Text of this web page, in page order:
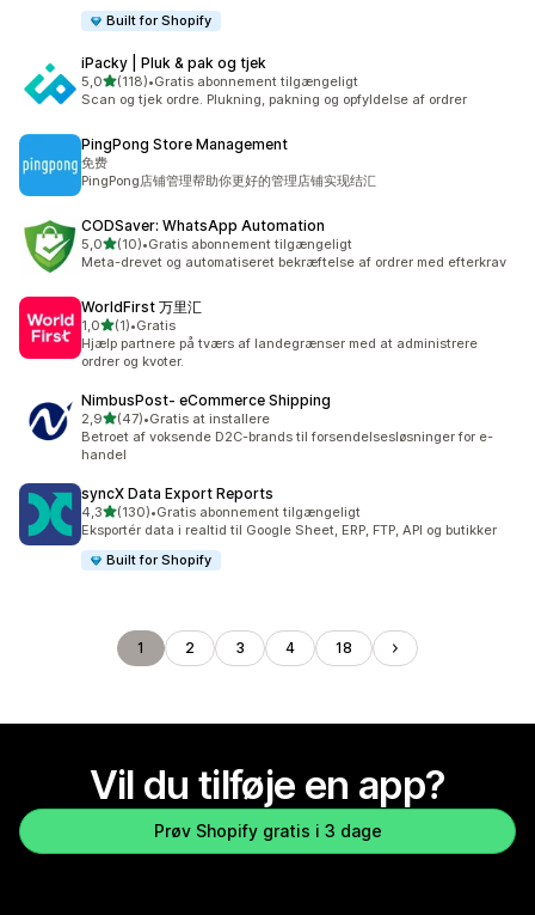
Built for Shopify
iPacky | Pluk & pak og tjek
5,0ud af 5 stjerner
(118)
118 anmeldelser i alt
•Gratis abonnement tilgængeligt
Scan og tjek ordre. Plukning, pakning og opfyldelse af ordrer
PingPong Store Management
免费
PingPong店铺管理帮助你更好的管理店铺实现结汇
CODSaver: WhatsApp Automation
5,0ud af 5 stjerner
(10)
10 anmeldelser i alt
•Gratis abonnement tilgængeligt
Meta-drevet og automatiseret bekræftelse af ordrer med efterkrav
WorldFirst 万里汇
1,0ud af 5 stjerner
(1)
1 anmeldelser i alt
•Gratis
Hjælp partnere på tværs af landegrænser med at administrere
ordrer og kvoter.
NimbusPost‑ eCommerce Shipping
2,9ud af 5 stjerner
(47)
47 anmeldelser i alt
•Gratis at installere
Betroet af voksende D2C-brands til forsendelsesløsninger for e-
handel
syncX Data Export Reports
4,3ud af 5 stjerner
(130)
130 anmeldelser i alt
•Gratis abonnement tilgængeligt
Eksportér data i realtid til Google Sheet, ERP, FTP, API og butikker
Built for Shopify
1 2 3 4 18
Vil du tilføje en app?
Prøv Shopify gratis i 3 dage